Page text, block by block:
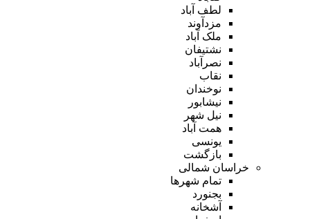
لطف آباد
مزدآوند
ملک آباد
نشتیفان
نصرآباد
نقاب
نوخندان
نیشابور
نیل شهر
همت آباد
یونسی
بازگشت
خراسان شمالی
تمام شهر‌ها
بجنورد
آشخانه